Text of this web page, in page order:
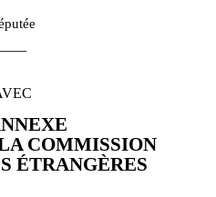
COMMISSION
ÉTRANGÈRES